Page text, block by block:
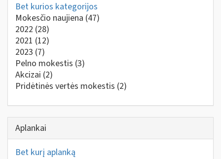
Bet kurios kategorijos
Mokesčio naujiena (47)
2022 (28)
2021 (12)
2023 (7)
Pelno mokestis (3)
Akcizai (2)
Pridėtinės vertės mokestis (2)
Aplankai
Bet kurį aplanką